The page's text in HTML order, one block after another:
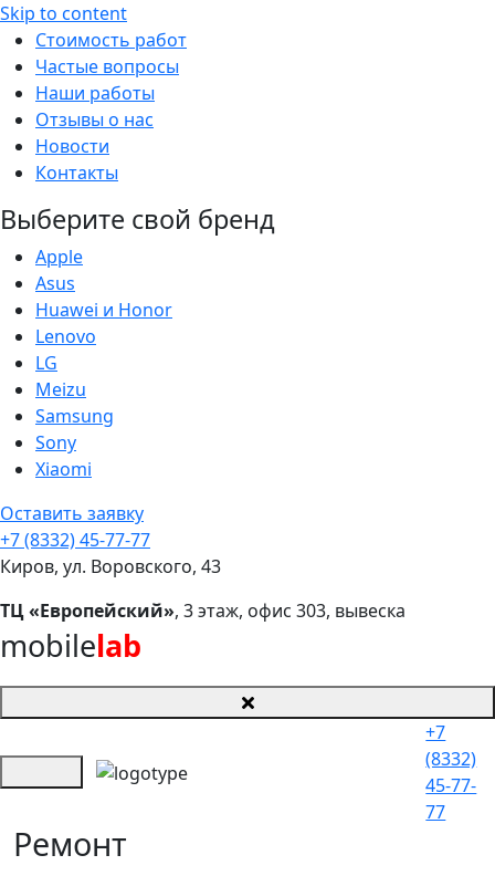
Skip to content
Стоимость работ
Частые вопросы
Наши работы
Отзывы о нас
Новости
Контакты
Выберите свой бренд
Apple
Asus
Huawei и Honor
Lenovo
LG
Meizu
Samsung
Sony
Xiaomi
Оставить заявку
+7 (8332) 45-77-77
Киров, ул. Воровского, 43
ТЦ «Европейский», 3 этаж, офис 303, вывеска
mobilelab
+7
(8332)
45-77-
77
Ремонт